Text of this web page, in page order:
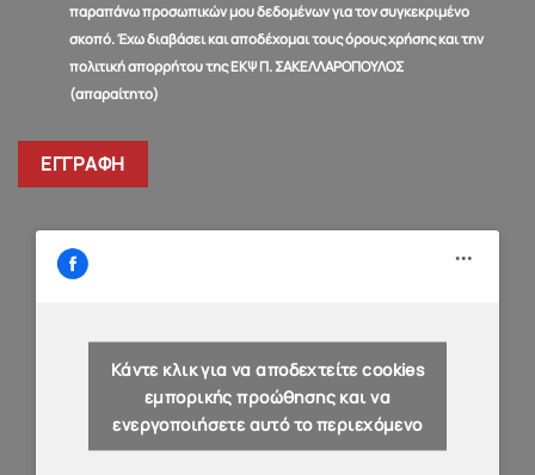
παραπάνω προσωπικών μου δεδομένων για τον συγκεκριμένο
σκοπό. Έχω διαβάσει και αποδέχομαι τους όρους χρήσης και την
πολιτική απορρήτου της ΕΚΨ Π. ΣΑΚΕΛΛΑΡΟΠΟΥΛΟΣ
(απαραίτητο)
Κάντε κλικ για να αποδεχτείτε cookies
εμπορικής προώθησης και να
ενεργοποιήσετε αυτό το περιεχόμενο